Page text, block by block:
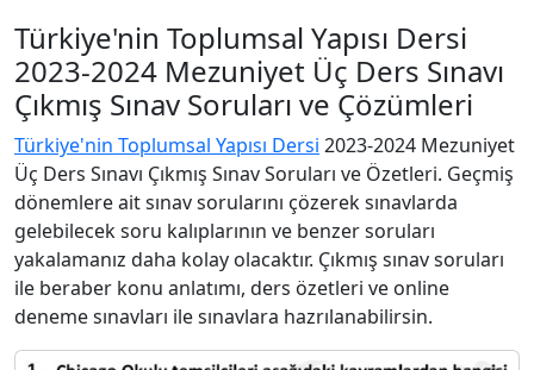
Türkiye'nin Toplumsal Yapısı Dersi
2023-2024 Mezuniyet Üç Ders Sınavı
Çıkmış Sınav Soruları ve Çözümleri
Türkiye'nin Toplumsal Yapısı Dersi 2023-2024 Mezuniyet
Üç Ders Sınavı Çıkmış Sınav Soruları ve Özetleri. Geçmiş
dönemlere ait sınav sorularını çözerek sınavlarda
gelebilecek soru kalıplarının ve benzer soruları
yakalamanız daha kolay olacaktır. Çıkmış sınav soruları
ile beraber konu anlatımı, ders özetleri ve online
deneme sınavları ile sınavlara hazrılanabilirsin.